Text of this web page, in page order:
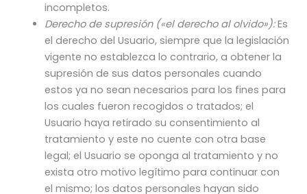
incompletos.
Derecho de supresión («el derecho al olvido»):Es
el derecho del Usuario, siempre que la legislación
vigente no establezca lo contrario, a obtener la
supresión de sus datos personales cuando
estos ya no sean necesarios para los fines para
los cuales fueron recogidos o tratados; el
Usuario haya retirado su consentimiento al
tratamiento y este no cuente con otra base
legal; el Usuario se oponga al tratamiento y no
exista otro motivo legítimo para continuar con
el mismo; los datos personales hayan sido